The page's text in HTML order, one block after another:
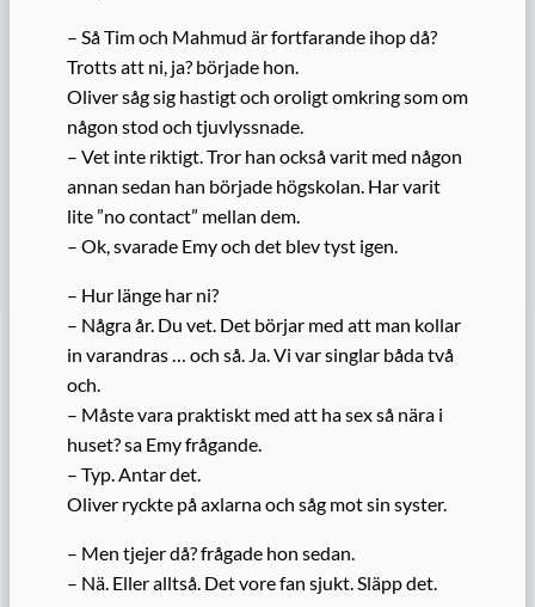
– Så Tim och Mahmud är fortfarande ihop då?
Trotts att ni, ja? började hon.
Oliver såg sig hastigt och oroligt omkring som om
någon stod och tjuvlyssnade.
– Vet inte riktigt. Tror han också varit med någon
annan sedan han började högskolan. Har varit
lite ”no contact” mellan dem.
– Ok, svarade Emy och det blev tyst igen.
– Hur länge har ni?
– Några år. Du vet. Det börjar med att man kollar
in varandras … och så. Ja. Vi var singlar båda två
och.
– Måste vara praktiskt med att ha sex så nära i
huset? sa Emy frågande.
– Typ. Antar det.
Oliver ryckte på axlarna och såg mot sin syster.
– Men tjejer då? frågade hon sedan.
– Nä. Eller alltså. Det vore fan sjukt. Släpp det.